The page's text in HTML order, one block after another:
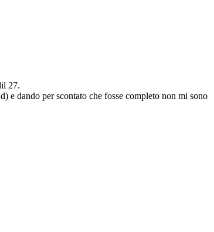
27.
e dando per scontato che fosse completo non mi sono